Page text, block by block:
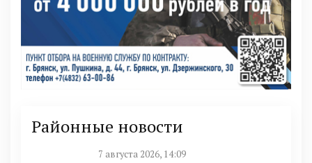
Районные новости
7 августа 2026, 14:09